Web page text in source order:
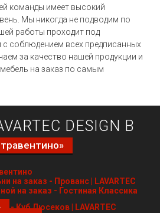
команды имеет высокий
Мы никогда не подводим по
работы проходит под
соблюдением всех предписанных
за качество нашей продукции и
на заказ по самым
DESIGN В